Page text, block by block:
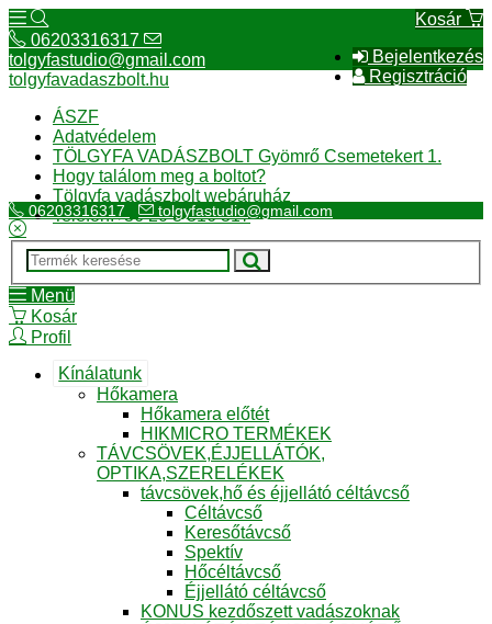
Kosár
Bejelentkezés
Regisztráció
06203316317
tolgyfastudio@gmail.com
tolgyfavadaszbolt.hu
ÁSZF
Adatvédelem
TÖLGYFA VADÁSZBOLT Gyömrő Csemetekert 1.
Hogy találom meg a boltot?
Tölgyfa vadászbolt webáruház
Telefon:+36 20 3 316 317
06203316317 tolgyfastudio@gmail.com
Menü
Kosár
Profil
Kínálatunk
Hőkamera
Hőkamera előtét
HIKMICRO TERMÉKEK
TÁVCSÖVEK,ÉJJELLÁTÓK,
OPTIKA,SZERELÉKEK
távcsövek,hő és éjjellátó céltávcső
Céltávcső
Keresőtávcső
Spektív
Hőcéltávcső
Éjjellátó céltávcső
KONUS kezdőszett vadászoknak